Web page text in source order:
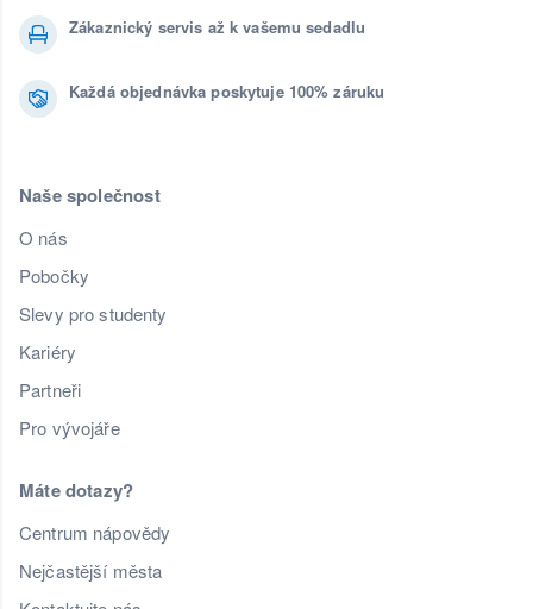
Zákaznický servis až k vašemu sedadlu
Každá objednávka poskytuje 100% záruku
Naše společnost
O nás
Pobočky
Slevy pro studenty
Kariéry
Partneři
Pro vývojáře
Máte dotazy?
Centrum nápovědy
Nejčastější města